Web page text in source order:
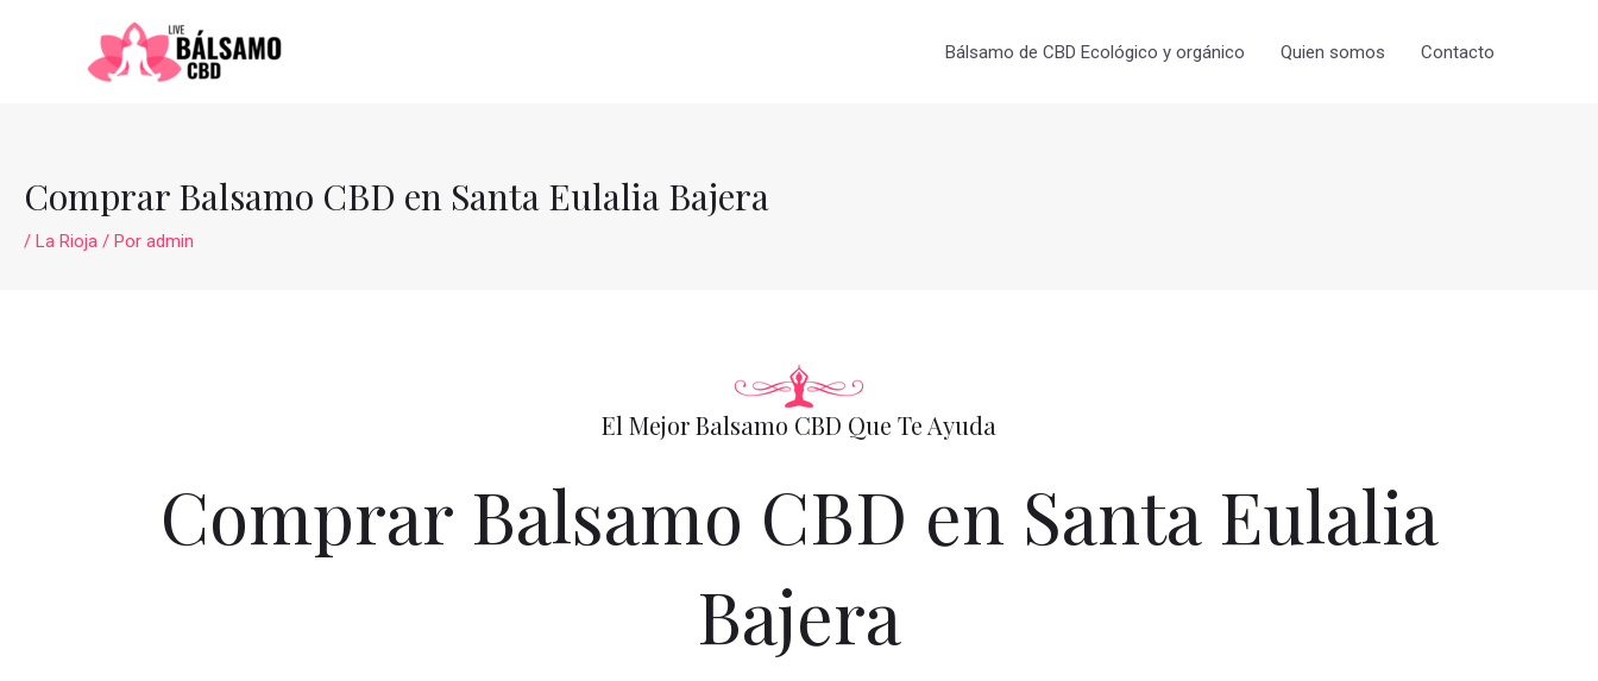
Bálsamo de CBD Ecológico y orgánico Quien somos Contacto
Comprar Balsamo CBD en Santa Eulalia Bajera
/ La Rioja / Por admin
El Mejor Balsamo CBD Que Te Ayuda
Comprar Balsamo CBD en Santa Eulalia
Bajera